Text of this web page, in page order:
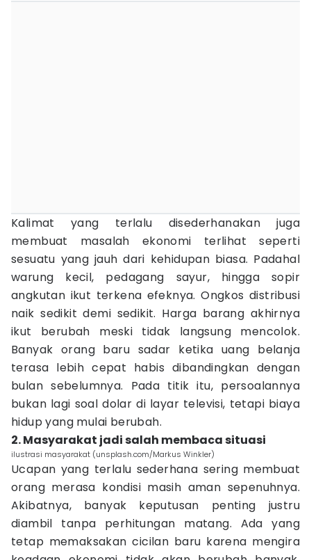
Kalimat yang terlalu disederhanakan juga
membuat masalah ekonomi terlihat seperti
sesuatu yang jauh dari kehidupan biasa. Padahal
warung kecil, pedagang sayur, hingga sopir
angkutan ikut terkena efeknya. Ongkos distribusi
naik sedikit demi sedikit. Harga barang akhirnya
ikut berubah meski tidak langsung mencolok.
Banyak orang baru sadar ketika uang belanja
terasa lebih cepat habis dibandingkan dengan
bulan sebelumnya. Pada titik itu, persoalannya
bukan lagi soal dolar di layar televisi, tetapi biaya
hidup yang mulai berubah.
2. Masyarakat jadi salah membaca situasi
ilustrasi masyarakat (unsplash.com/Markus Winkler)
Ucapan yang terlalu sederhana sering membuat
orang merasa kondisi masih aman sepenuhnya.
Akibatnya, banyak keputusan penting justru
diambil tanpa perhitungan matang. Ada yang
tetap memaksakan cicilan baru karena mengira